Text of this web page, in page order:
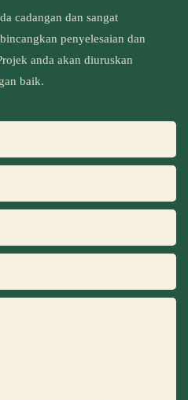
cadangan dan sangat
penyelesaian dan
anda akan diuruskan
baik.